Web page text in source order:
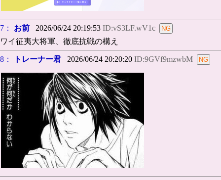
7： お前 2026/06/24 20:19:53 ID:vS3LF.wV1c
ワイ征夷大将軍、徹底抗戦の構え
8： トレーナー君 2026/06/24 20:20:20 ID:9GVf9mzwbM